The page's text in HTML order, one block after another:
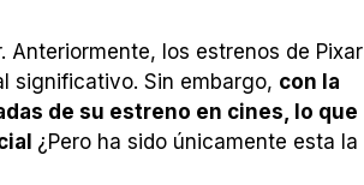
Anteriormente, los estrenos de Pixar
significativo. Sin embargo, con la
de su estreno en cines, lo que
¿Pero ha sido únicamente esta la